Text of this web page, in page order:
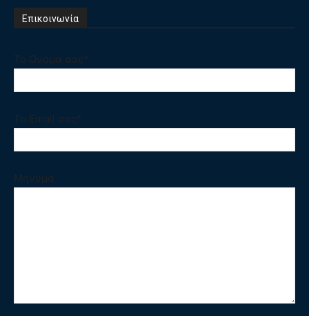
Επικοινωνία
Το Ονομα σας*
Το Email σας*
Μηνυμα